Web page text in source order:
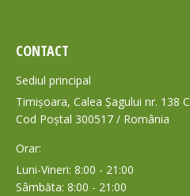
CONTACT
Sediul principal
Timișoara, Calea Șagului nr. 138 C
Cod Poștal 300517 / România
Orar:
Luni-Vineri: 8:00 - 21:00
Sâmbăta: 8:00 - 21:00